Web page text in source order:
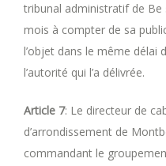
tribunal administratif de Be
mois à compter de sa
l’objet dans le même délai
l’autorité qui l’a délivrée.
Article 7: Le directeur de
d’arrondissement de
commandant le